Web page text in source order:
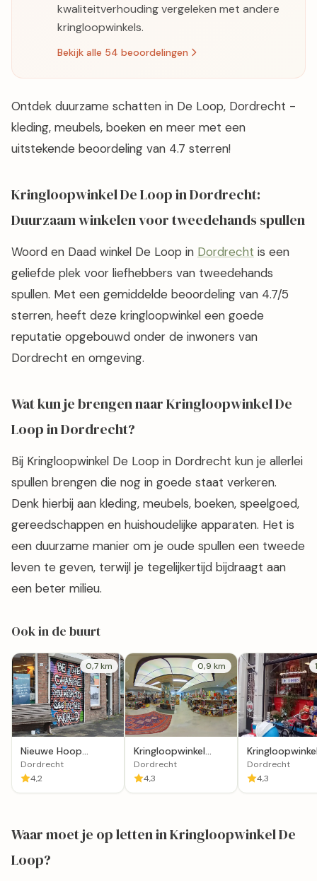
kwaliteitverhouding vergeleken met andere
kringloopwinkels.
Bekijk alle 54 beoordelingen
Ontdek duurzame schatten in De Loop, Dordrecht -
kleding, meubels, boeken en meer met een
uitstekende beoordeling van 4.7 sterren!
Kringloopwinkel De Loop in Dordrecht:
Duurzaam winkelen voor tweedehands spullen
Woord en Daad winkel De Loop in Dordrecht is een
geliefde plek voor liefhebbers van tweedehands
spullen. Met een gemiddelde beoordeling van 4.7/5
sterren, heeft deze kringloopwinkel een goede
reputatie opgebouwd onder de inwoners van
Dordrecht en omgeving.
Wat kun je brengen naar Kringloopwinkel De
Loop in Dordrecht?
Bij Kringloopwinkel De Loop in Dordrecht kun je allerlei
spullen brengen die nog in goede staat verkeren.
Denk hierbij aan kleding, meubels, boeken, speelgoed,
gereedschappen en huishoudelijke apparaten. Het is
een duurzame manier om je oude spullen een tweede
leven te geven, terwijl je tegelijkertijd bijdraagt aan
een beter milieu.
Ook in de buurt
0,7 km
Nieuwe Hoop
Kringloop
Dordrecht
Dordrecht
4,2
0,9 km
Kringloopwinkel
JouWinkel in
Dordrecht
Dordrecht
4,3
Loods in
Dordrecht
4,3
Waar moet je op letten in Kringloopwinkel De
Loop?